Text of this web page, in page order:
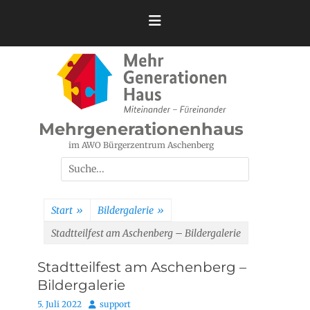
Mehrgenerationenhaus
im AWO Bürgerzentrum Aschenberg
Suchen
nach:
Start » Bildergalerie »
Stadtteilfest am Aschenberg – Bildergalerie
Stadtteilfest am Aschenberg –
Bildergalerie
Posted
5. Juli 2022 Autorsupport